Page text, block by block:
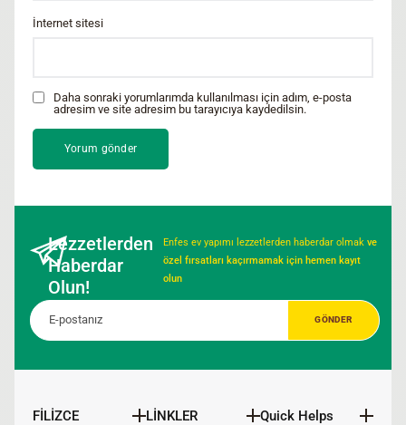
İnternet sitesi
Daha sonraki yorumlarımda kullanılması için adım, e-posta
adresim ve site adresim bu tarayıcıya kaydedilsin.
Lezzetlerden
Haberdar
Olun!
Enfes ev yapımı lezzetlerden haberdar olmak ve
özel fırsatları kaçırmamak için hemen kayıt
olun
FİLİZCE LİNKLER Quick Helps